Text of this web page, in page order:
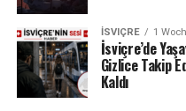
metre, çıkıştaki su debisi
metreküp olarak
nedeniyle göldeki tekne
Lac des Brenets daha
dönemlerinde benzer
İSVIÇRE 1
İsviçre’de
Gizlice Takip
Kaldı